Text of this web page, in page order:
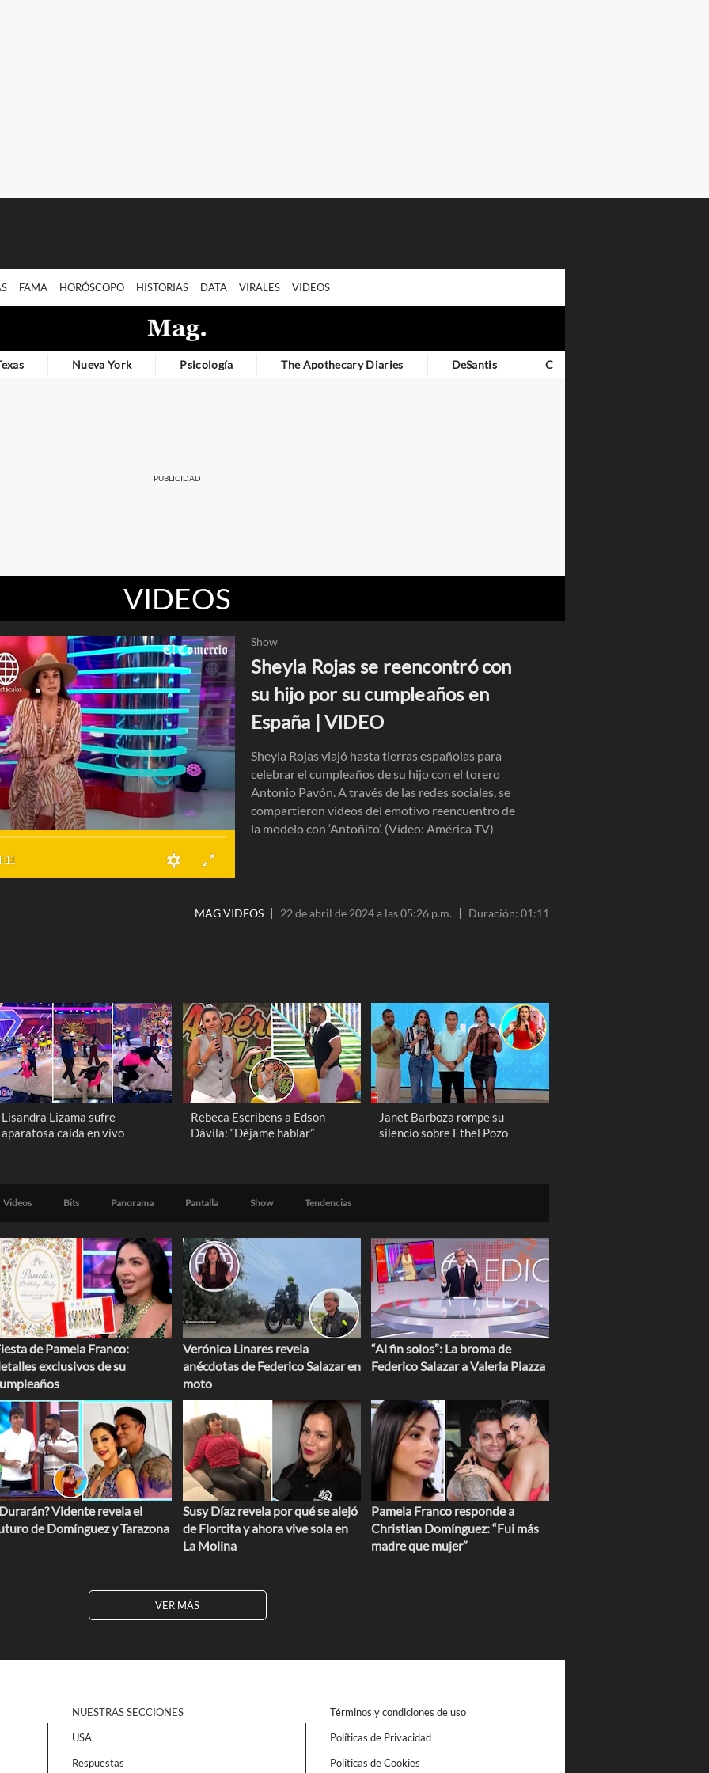
FAMA HORÓSCOPO HISTORIAS DATA VIRALES VIDEOS
Nueva York Psicología The Apothecary Diaries DeSantis Cita Del Día
VIDEOS
Show
Sheyla Rojas se reencontró con
su hijo por su cumpleaños en
España | VIDEO
Sheyla Rojas viajó hasta tierras españolas para
celebrar el cumpleaños de su hijo con el torero
Antonio Pavón. A través de las redes sociales, se
compartieron videos del emotivo reencuentro de
la modelo con ‘Antoñito’. (Video: América TV)
MAG VIDEOS 22 de abril de 2024 a las 05:26 p.m. Duración: 01:11
Lisandra Lizama sufre
aparatosa caída en vivo
Rebeca Escribens a Edson
Dávila: “Déjame hablar”
Janet Barboza rompe su
silencio sobre Ethel Pozo
Videos Bits Panorama Pantalla Show Tendencias
de Pamela Franco:
exclusivos de su
Verónica Linares revela
anécdotas de Federico Salazar en
moto
“Al fin solos”: La broma de
Federico Salazar a Valeria Piazza
Vidente revela el
de Domínguez y Tarazona
Susy Díaz revela por qué se alejó
de Florcita y ahora vive sola en
La Molina
Pamela Franco responde a
Christian Domínguez: “Fui más
madre que mujer”
VER MÁS
NUESTRAS SECCIONES
USA
Respuestas
Términos y condiciones de uso
Políticas de Privacidad
Politicas de Cookies